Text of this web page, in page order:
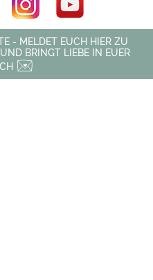
- MELDET EUCH HIER ZU
BRINGT LIEBE IN EUER